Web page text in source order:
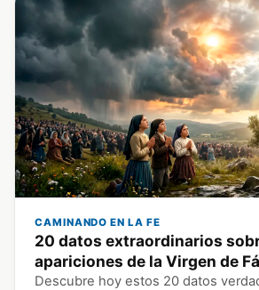
CAMINANDO EN LA FE
20 datos extraordinarios
apariciones de la Virgen de
Descubre hoy estos 20 datos